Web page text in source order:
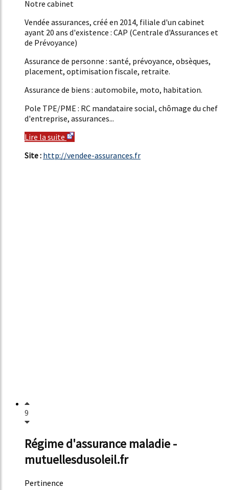
Notre cabinet
Vendée assurances, créé en 2014, filiale d'un cabinet
ayant 20 ans d'existence : CAP (Centrale d'Assurances et
de Prévoyance)
Assurance de personne : santé, prévoyance, obsèques,
placement, optimisation fiscale, retraite.
Assurance de biens : automobile, moto, habitation.
Pole TPE/PME : RC mandataire social, chômage du chef
d'entreprise, assurances...
Lire la suite
Site : http://vendee-assurances.fr
9
Régime d'assurance maladie -
mutuellesdusoleil.fr
Pertinence